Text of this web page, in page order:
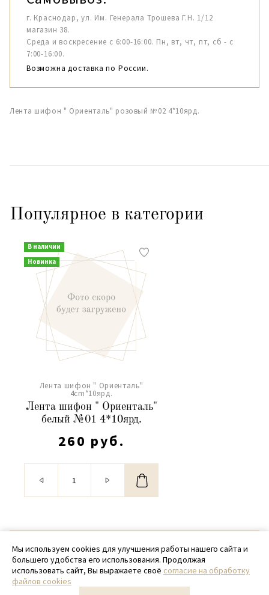
г. Краснодар, ул. Им. Генерала Трошева Г.Н. 1/12
магазин 38.
Среда и воскресение с 6:00-16:00. Пн, вт, чт, пт, сб - с
7:00-16:00.
Возможна доставка по России.
Лента шифон " Ориенталь" розовый №02 4*10ярд.
Популярное в категории
В наличии
Новинка
Лента шифон " Ориенталь"
4cm*10ярд.
Лента шифон " Ориенталь"
белый №01 4*10ярд.
260 руб.
© 2020 - 2026 SamPack
+ 7 (918) 699-97-87
zakaz@sampack.store
Мы используем cookies для улучшения работы нашего сайта и
большего удобства его использования. Продолжая
использовать сайт, Вы выражаете своё согласие на обработку
файлов cookies